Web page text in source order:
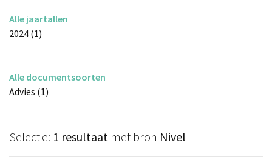
Alle jaartallen
2024 (1)
Alle documentsoorten
Advies (1)
Selectie: 1 resultaat met bron Nivel